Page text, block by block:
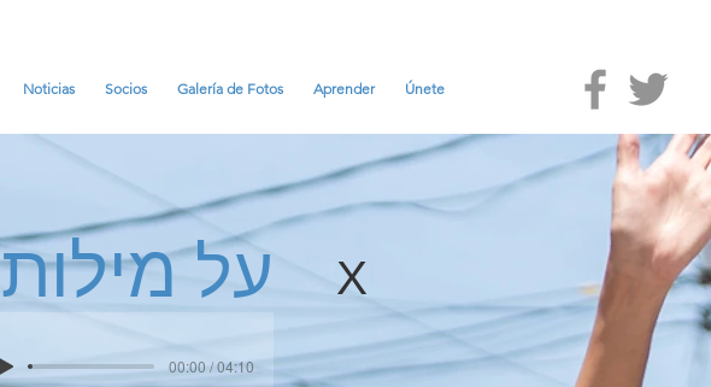
Noticias Socios Galería de Fotos Aprender Únete
עלמילות X
00:00 / 04:10